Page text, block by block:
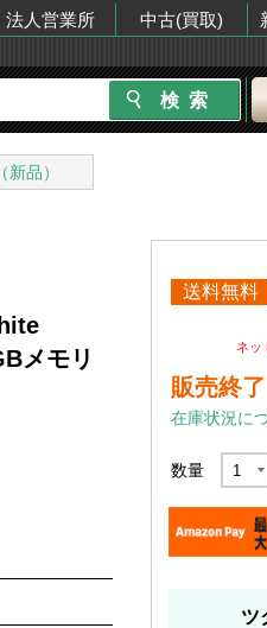
法人営業所 中古(買取)
品）
メモリ
送料無料
ネッ
販売終了
在庫状況に
数量
ツ